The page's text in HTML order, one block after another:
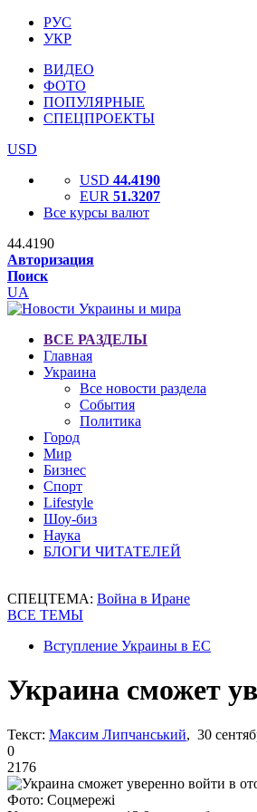
РУС
УКР
ВИДЕО
ФОТО
ПОПУЛЯРНЫЕ
СПЕЦПРОЕКТЫ
USD
USD 44.4190
EUR 51.3207
Все курсы валют
44.4190
Авторизация
Поиск
UA
ВСЕ РАЗДЕЛЫ
Главная
Украина
Все новости раздела
События
Политика
Город
Мир
Бизнес
Спорт
Lifestyle
Шоу-биз
Наука
БЛОГИ ЧИТАТЕЛЕЙ
СПЕЦТЕМА: Война в Иране
ВСЕ ТЕМЫ
Вступление Украины в ЕС
Украина сможет
Текст: Максим Липчанський, 30
0
2176
Фото: Соцмережі